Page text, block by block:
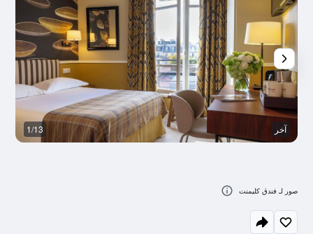
آخر 1/13
صور لـ فندق كليمنت